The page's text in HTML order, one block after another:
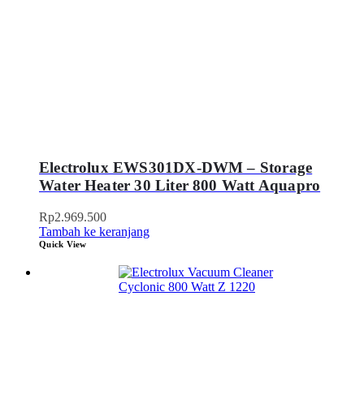
Electrolux EWS301DX-DWM – Storage
Water Heater 30 Liter 800 Watt Aquapro
Rp2.969.500
Tambah ke keranjang
Quick View